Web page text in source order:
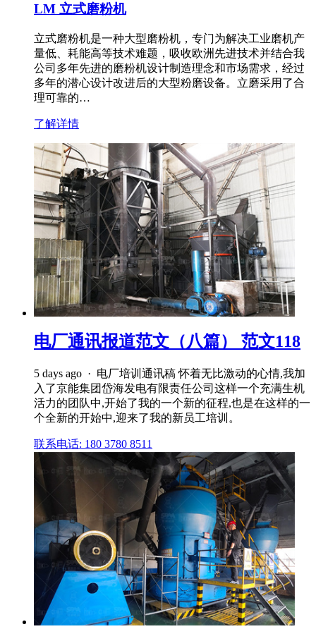
LM 立式磨粉机
立式磨粉机是一种大型磨粉机，专门为解决工业磨机产
量低、耗能高等技术难题，吸收欧洲先进技术并结合我
公司多年先进的磨粉机设计制造理念和市场需求，经过
多年的潜心设计改进后的大型粉磨设备。立磨采用了合
理可靠的…
了解详情
电厂通讯报道范文（八篇） 范文118
5 days ago · 电厂培训通讯稿 怀着无比激动的心情,我加
入了京能集团岱海发电有限责任公司这样一个充满生机
活力的团队中,开始了我的一个新的征程,也是在这样的一
个全新的开始中,迎来了我的新员工培训。
联系电话: 180 3780 8511